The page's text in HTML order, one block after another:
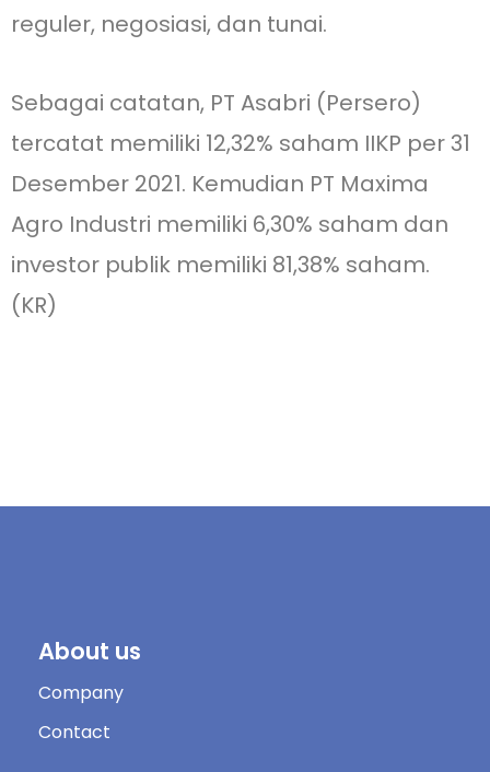
reguler, negosiasi, dan tunai.
Sebagai catatan, PT Asabri (Persero)
tercatat memiliki 12,32% saham IIKP per 31
Desember 2021. Kemudian PT Maxima
Agro Industri memiliki 6,30% saham dan
investor publik memiliki 81,38% saham.
(KR)
About us
Company
Contact